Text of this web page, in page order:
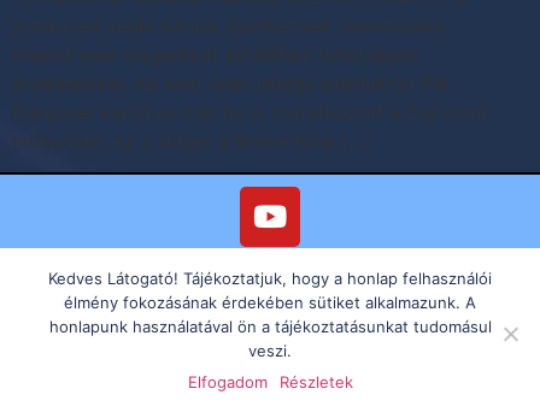
produceri zenei banda, igyekeznek színvonalas
mainstream slágereket előállítani tehetséges
énekesekkel. Az első ilyen jellegű produkció Pál
Dénessel karöltve már be is mutatkozott a Dal című
műsorban, ez a sláger a Brave New […]
Kedves Látogató! Tájékoztatjuk, hogy a honlap felhasználói
élmény fokozásának érdekében sütiket alkalmazunk. A
honlapunk használatával ön a tájékoztatásunkat tudomásul
veszi.
Elfogadom
Részletek